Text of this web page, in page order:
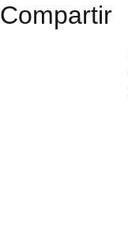
Compartir